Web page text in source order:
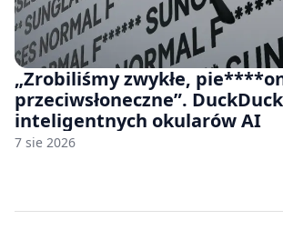
„Zrobiliśmy zwykłe,
przeciwsłoneczne”.
inteligentnych okularów AI
7 sie 2026